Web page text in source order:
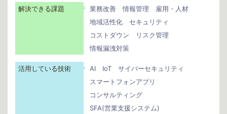
解決できる課題 業務改善 情報管理
雇用・人材
地域活性化
セキュリティ
コストダウン
リスク管理
情報漏洩対策
活用している技術 AI IoT
サイバーセキュリティ
スマートフォンアプリ
コンサルティング
SFA(営業支援システム)